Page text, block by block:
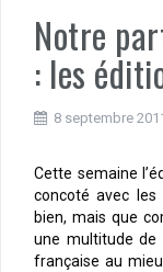
Notre
: les
8 septembre
Cette semaine
concoté avec les
bien, mais que
une multitude de
française au